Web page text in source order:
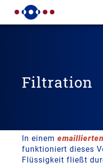
Filtration
In einem
funktioniert dieses
Flüssigkeit fließt